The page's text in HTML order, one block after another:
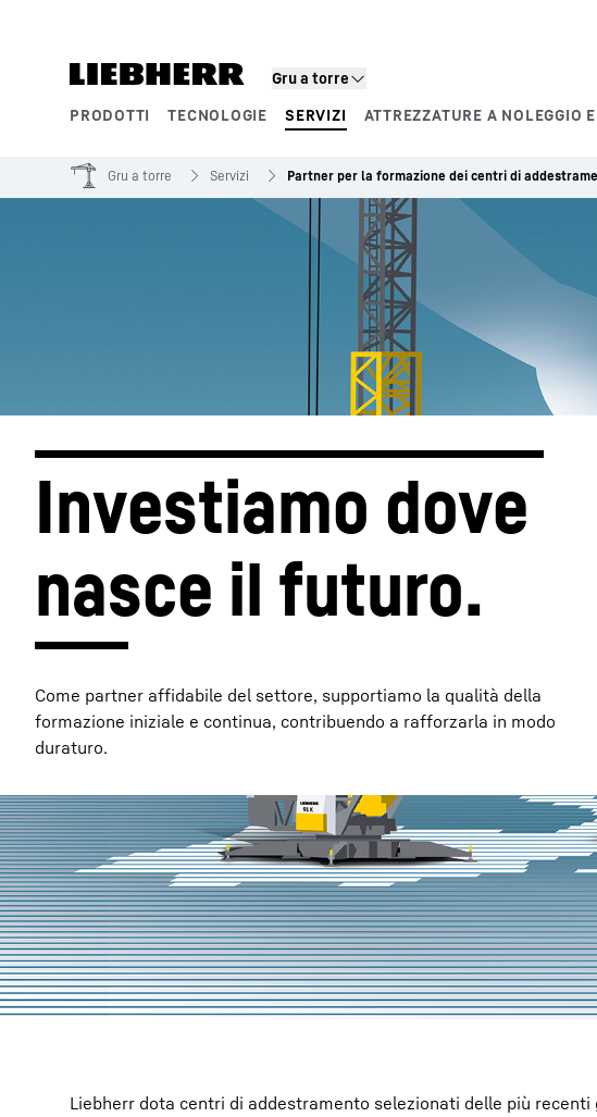
Gru a torre
PRODOTTI
TECNOLOGIE SERVIZI ATTREZZATURE A NOLEGGIO
Segmenti di prodotto
Gru a torre Servizi Partner per la formazione dei centri di
Investiamo dove
nasce il futuro.
Come partner affidabile del settore, supportiamo la qualità della
formazione iniziale e continua, contribuendo a rafforzarla in modo
duraturo.
Liebherr dota centri di addestramento selezionati delle più